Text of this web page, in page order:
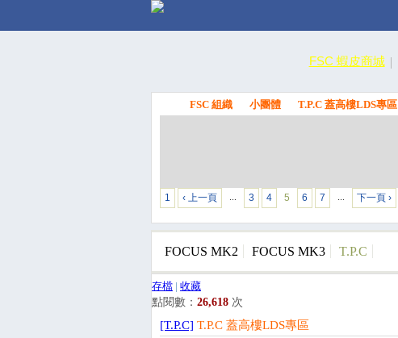
FSC 蝦皮商城
FSC 組織 小團體 T.P.C 蓋高樓LDS專區
1 ‹ 上一頁 … 3 4 5 6 7 … 下一頁 ›
FOCUS MK2 FOCUS MK3 T.P.C
存檔 | 收藏
點閱數： 26,618 次
[T.P.C] T.P.C 蓋高樓LDS專區